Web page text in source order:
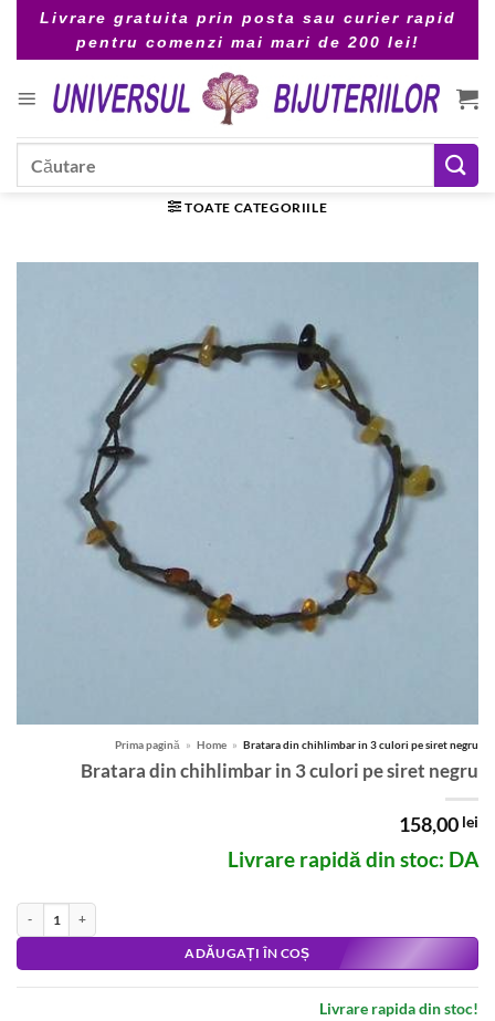
Livrare gratuita prin posta sau curier rapid
pentru comenzi mai mari de 200 lei!
TOATE CATEGORIILE
Prima pagină » Home » Bratara din chihlimbar in 3 culori pe siret negru
Bratara din chihlimbar in 3 culori pe siret negru
158,00 lei
Livrare rapidă din stoc: DA
Cantitate Bratara din chihlimbar in 3 culori pe siret negru
ADĂUGAȚI ÎN COȘ
Livrare rapida din stoc!